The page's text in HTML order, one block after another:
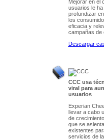
Mejorar en el
usuarios le
profundizar
los
eficacia y
campañas de
Descargar
CCC usa
viral para
usuarios
Experian
llevar a cabo
de
que se
existentes
servicios de